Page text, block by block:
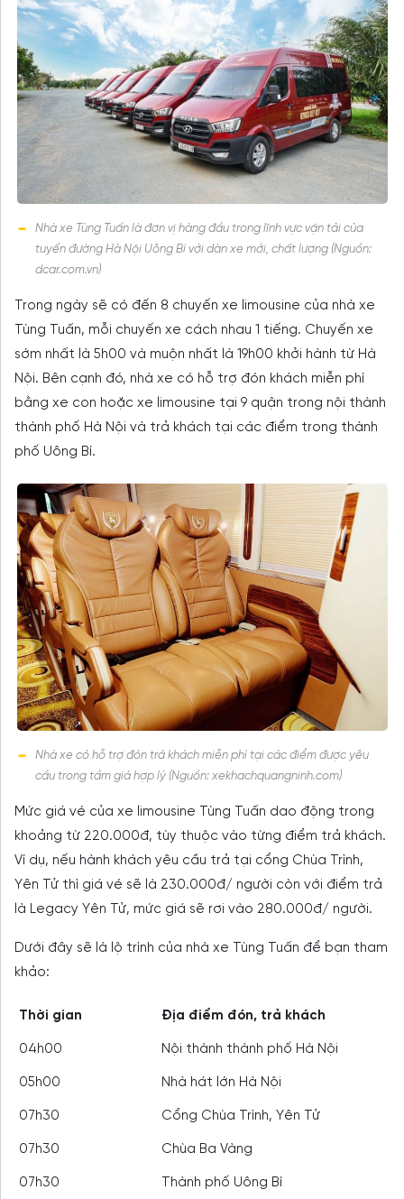
Nhà xe Tùng Tuấn là đơn vị hàng đầu trong lĩnh vực vận tải của
tuyến đường Hà Nội Uông Bí với dàn xe mới, chất lượng (Nguồn:
dcar.com.vn)
Trong ngày sẽ có đến 8 chuyến xe limousine của nhà xe
Tùng Tuấn, mỗi chuyến xe cách nhau 1 tiếng. Chuyến xe
sớm nhất là 5h00 và muộn nhất là 19h00 khởi hành từ Hà
Nội. Bên cạnh đó, nhà xe có hỗ trợ đón khách miễn phí
bằng xe con hoặc xe limousine tại 9 quận trong nội thành
thành phố Hà Nội và trả khách tại các điểm trong thành
phố Uông Bí.
Nhà xe có hỗ trợ đón trả khách miễn phí tại các điểm được yêu
cầu trong tầm giá hợp lý (Nguồn: xekhachquangninh.com)
Mức giá vé của xe limousine Tùng Tuấn dao động trong
khoảng từ 220.000đ, tùy thuộc vào từng điểm trả khách.
Ví dụ, nếu hành khách yêu cầu trả tại cổng Chùa Trình,
Yên Tử thì giá vé sẽ là 230.000đ/ người còn với điểm trả
là Legacy Yên Tử, mức giá sẽ rơi vào 280.000đ/ người.
Dưới đây sẽ là lộ trình của nhà xe Tùng Tuấn để bạn tham
khảo:
Thời gian Địa điểm đón, trả khách
04h00 Nội thành thành phố Hà Nội
05h00 Nhà hát lớn Hà Nội
07h30 Cổng Chùa Trình, Yên Tử
07h30 Chùa Ba Vàng
07h30 Thành phố Uông Bí